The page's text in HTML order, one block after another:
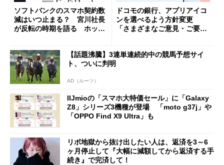
ソフトバンクのスマホ契約数
減はいつ止まる？ 宮川社長
が反転の時期を語る ホッピ
ドコモの銀行、アプリアイコ
ンを選べるよう方針変更
「さまざまなご意見・ご要望
【話題沸騰】3連単連続的中の競馬予想サイ
ト、ついに判明
AD（ルーツ）
IIJmioの「スマホ大特価セール」に「Galaxy
Z8」シリーズ3機種が登場 「moto g37j」や
「OPPO Find X9 Ultra」も
リボ地獄から抜け出したい人は、返済を3～6
ヶ月停止して『大幅に減額してから返済する手
続き』で完済して！